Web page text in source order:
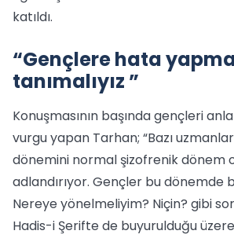
katıldı.
“Gençlere hata
tanımalıyız ”
Konuşmasının başında gençleri
vurgu yapan Tarhan; “Bazı
dönemini normal şizofrenik dönem
adlandırıyor. Gençler bu dönemde
Nereye yönelmeliyim? Niçin? gibi
Hadis-i Şerifte de buyurulduğu